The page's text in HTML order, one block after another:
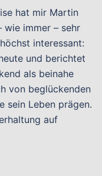
hat mir Martin
wie immer – sehr
interessant:
und berichtet
als beinahe
von beglückenden
sein Leben prägen.
auf